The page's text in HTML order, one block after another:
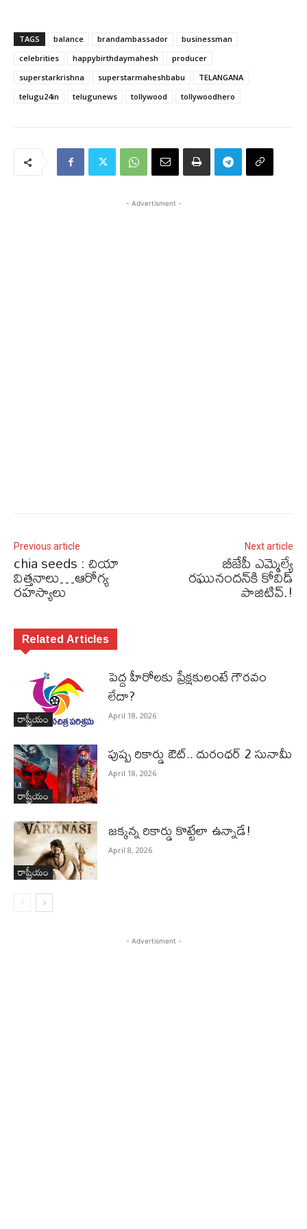
TAGS balance brandambassador
businessman
celebrities
happybirthdaymahesh
producer
superstarkrishna
superstarmaheshbabu
TELANGANA
telugu24in
telugunews tollywood tollywoodhero
- Advertisment -
Previous article
chia seeds : చియా
విత్తనాలు…ఆరోగ్య
ర‌హ‌స్యాలు
Next article
బీజేపీ ఎమ్మెల్యే
రఘునందన్‌కి కోవిడ్
పాజిటివ్.!
Related Articles
రాష్ట్రీయం
పెద్ద హీరోల‌కు ప్రేక్ష‌కులంటే గౌర‌వం
లేదా?
April 18, 2026
రాష్ట్రీయం
పుష్ప రికార్డు ఔట్‌.. దురంధ‌ర్ 2 సునామీ
April 18, 2026
రాష్ట్రీయం
జ‌క్క‌న్న రికార్డు కొట్టేలా ఉన్నాడే!
April 8, 2026
- Advertisment -